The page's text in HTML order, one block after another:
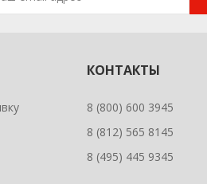
КОНТАКТЫ
8 (800) 600 3945
8 (812) 565 8145
8 (495) 445 9345